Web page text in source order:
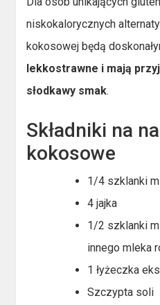
niskokalorycznych
kokosowej będą
lekkostrawne i mają
słodkawy smak.
Składniki na
kokosowe
1/4 szklanki
4 jajka
1/2 szklanki
innego mleka
1 łyżeczka
Szczypta soli